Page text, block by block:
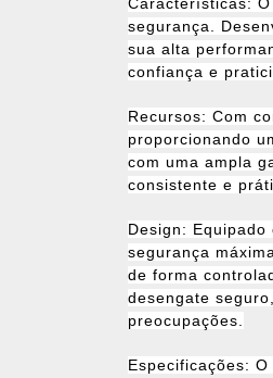
segurança.
sua alta
confiança e
Recursos: Com
proporcionando
com uma ampla
consistente e
Design:
segurança
de forma
desengate
preocupações.
Especificações: